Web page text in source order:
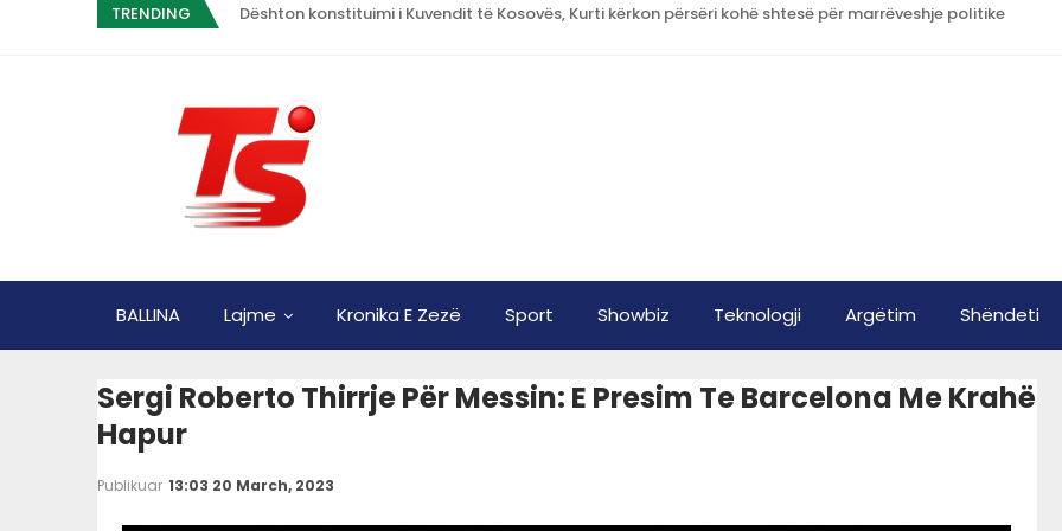
TRENDING Dështon konstituimi i Kuvendit të Kosovës, Kurti kërkon përsëri kohë shtesë për marrëveshje politike
BALLINA Lajme Kronika E Zezë Sport Showbiz Teknologji Argëtim Shëndeti
Sergi Roberto Thirrje Për Messin: E Presim Te Barcelona Me Krahë
Hapur
Publikuar 13:03 20 March, 2023